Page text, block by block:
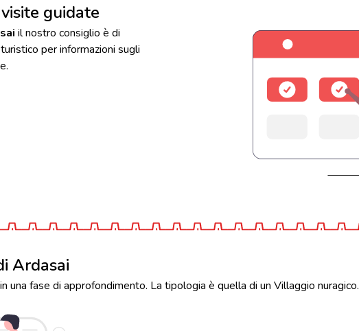
guidate
il nostro consiglio è di
per informazioni sugli
Ardasai
una fase di approfondimento. La tipologia è quella di un Villaggio nuragico.